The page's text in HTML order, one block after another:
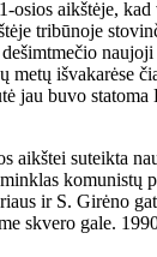
osios aikš­tė­je,
tri­bū­no­je
me­tų iš­va­ka­rė­se
jau bu­vo
aikš­tei su­teik­ta
ko­mu­nis­tų
ir S. Gi­rė­no
skve­ro ga­le.